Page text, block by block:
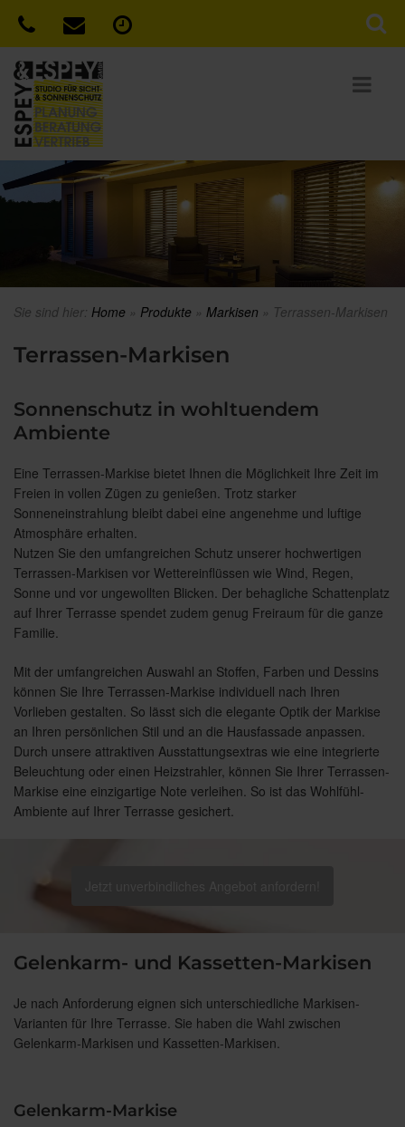
Sie sind hier: Home » Produkte » Markisen » Terrassen-Markisen
Terrassen-Markisen
Sonnenschutz in wohltuendem
Ambiente
Eine Terrassen-Markise bietet Ihnen die Möglichkeit Ihre Zeit im
Freien in vollen Zügen zu genießen. Trotz starker
Sonneneinstrahlung bleibt dabei eine angenehme und luftige
Atmosphäre erhalten.
Nutzen Sie den umfangreichen Schutz unserer hochwertigen
Terrassen-Markisen vor Wettereinflüssen wie Wind, Regen,
Sonne und vor ungewollten Blicken. Der behagliche Schattenplatz
auf Ihrer Terrasse spendet zudem genug Freiraum für die ganze
Familie.
Mit der umfangreichen Auswahl an Stoffen, Farben und Dessins
können Sie Ihre Terrassen-Markise individuell nach Ihren
Vorlieben gestalten. So lässt sich die elegante Optik der Markise
an Ihren persönlichen Stil und an die Hausfassade anpassen.
Durch unsere attraktiven Ausstattungsextras wie eine integrierte
Beleuchtung oder einen Heizstrahler, können Sie Ihrer Terrassen-
Markise eine einzigartige Note verleihen. So ist das Wohlfühl-
Ambiente auf Ihrer Terrasse gesichert.
Jetzt unverbindliches Angebot anfordern!
Gelenkarm- und Kassetten-Markisen
Je nach Anforderung eignen sich unterschiedliche Markisen-
Varianten für Ihre Terrasse. Sie haben die Wahl zwischen
Gelenkarm-Markisen und Kassetten-Markisen.
Gelenkarm-Markise